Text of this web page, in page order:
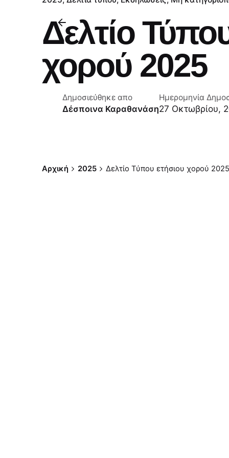
Δελτίο
χορού 2025
Δημοσιεύθηκε απο
Δέσποινα Καραθανάση
Ημερομηνία
27 Οκτωβρίου,
Αρχική 2025 Δελτίο Τύπου ετήσιου χορού 2025